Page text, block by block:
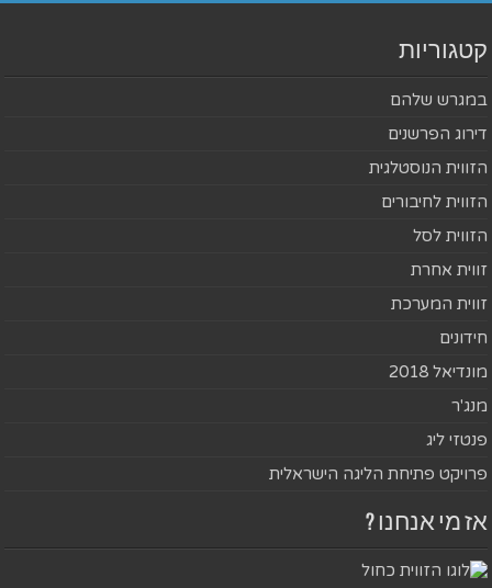
קטגוריות
במגרש שלהם
דירוג הפרשנים
הזווית הנוסטלגית
הזווית לחיבורים
הזווית לסל
זווית אחרת
זווית המערכת
חידונים
מונדיאל 2018
מנג'ר
פנטזי ליג
פרויקט פתיחת הליגה הישראלית
אז מי אנחנו ?